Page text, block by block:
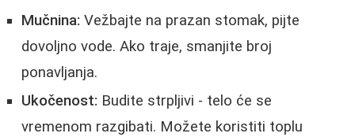
Mučnina: Vežbajte na prazan stomak, pijte
dovoljno vode. Ako traje, smanjite broj
ponavljanja.
Ukočenost: Budite strpljivi - telo će se
vremenom razgibati. Možete koristiti toplu